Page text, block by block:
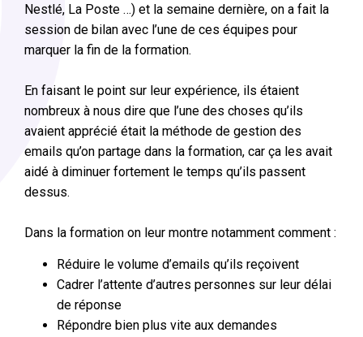
Nestlé, La Poste …) et la semaine dernière, on a fait la
session de bilan avec l’une de ces équipes pour
marquer la fin de la formation.
En faisant le point sur leur expérience, ils étaient
nombreux à nous dire que l’une des choses qu’ils
avaient apprécié était la méthode de gestion des
emails qu’on partage dans la formation, car ça les avait
aidé à diminuer fortement le temps qu’ils passent
dessus.
Dans la formation on leur montre notamment comment :
Réduire le volume d’emails qu’ils reçoivent
Cadrer l’attente d’autres personnes sur leur délai
de réponse
Répondre bien plus vite aux demandes